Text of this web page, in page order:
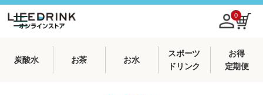
0
炭酸水 お茶 お水
スポーツ
ドリンク
お得
定期便